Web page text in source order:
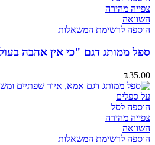
צפייה מהירה
השוואה
הוספה לרשימת המשאלות
ספל ממותג דגם "כי אין אהבה
₪35.00
הוספה לסל
צפייה מהירה
השוואה
הוספה לרשימת המשאלות